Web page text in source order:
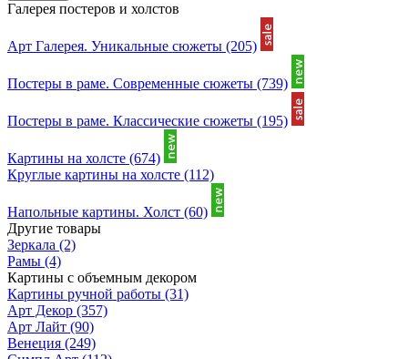
Галерея постеров и холстов
Арт Галерея. Уникальные сюжеты (205)
Постеры в раме. Современные сюжеты (739)
Постеры в раме. Классические сюжеты (195)
Картины на холсте (674)
Круглые картины на холсте (112)
Напольные картины. Холст (60)
Другие товары
Зеркала (2)
Рамы (4)
Картины с объемным декором
Картины ручной работы (31)
Арт Декор (357)
Арт Лайт (90)
Венеция (249)